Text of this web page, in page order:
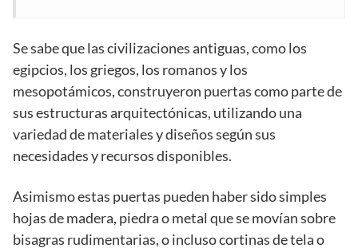
Se sabe que las civilizaciones antiguas, como los
egipcios, los griegos, los romanos y los
mesopotámicos, construyeron puertas como parte de
sus estructuras arquitectónicas, utilizando una
variedad de materiales y diseños según sus
necesidades y recursos disponibles.
Asimismo estas puertas pueden haber sido simples
hojas de madera, piedra o metal que se movían sobre
bisagras rudimentarias, o incluso cortinas de tela o